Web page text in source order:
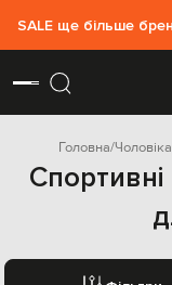
SALE ще більше
Головна